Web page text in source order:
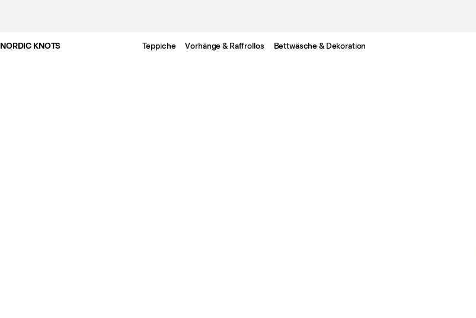
NORDIC KNOTS Teppiche Vorhänge & Raffrollos Bettwäsche & Dekoration